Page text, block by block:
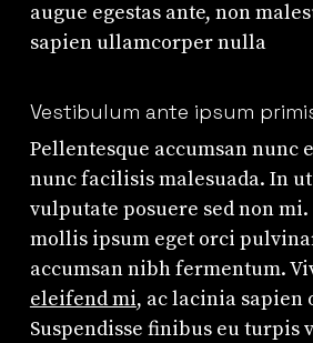
augue egestas ante, non
sapien ullamcorper nulla
Vestibulum ante ipsum
Pellentesque accumsan nunc
nunc facilisis malesuada. In
vulputate posuere sed non mi.
mollis ipsum eget orci
accumsan nibh fermentum.
eleifend mi, ac lacinia sapien
Suspendisse finibus eu turpis